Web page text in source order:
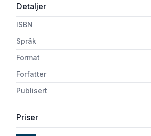
Detaljer
ISBN
Språk
Format
Forfatter
Publisert
Priser